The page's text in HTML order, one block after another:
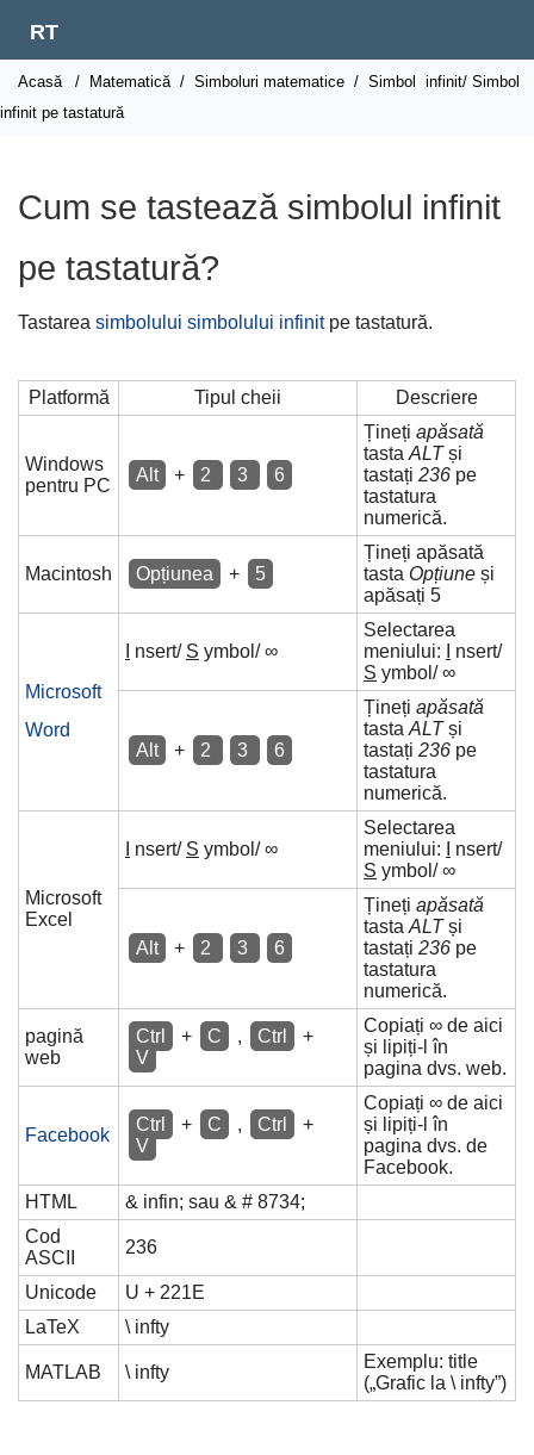
RT
Acasă / Matematică / Simboluri matematice / Simbol
infinit/ Simbol
infinit pe tastatură
Cum se tastează simbolul infinit
pe tastatură?
Tastarea simbolului simbolului infinitpe tastatură.
Platformă Tipul cheii Descriere
Windows
pentru PC
Alt + 2 3 6
Țineți apăsată
tasta ALTși
tastați 236 pe
tastatura
numerică.
Macintosh Opțiunea + 5
Țineți apăsată
tasta Opțiune și
apăsați 5
Microsoft
Word
nsert/ S ymbol/ ∞
Selectarea
meniului:
nsert/
S ymbol/ ∞
Alt + 2 3 6
Țineți apăsată
tasta ALTși
tastați 236 pe
tastatura
numerică.
Microsoft
Excel
nsert/ S ymbol/ ∞
Selectarea
meniului:
nsert/
S ymbol/ ∞
Alt + 2 3 6
Țineți apăsată
tasta ALTși
tastați 236 pe
tastatura
numerică.
pagină
web
Ctrl + C , Ctrl
+
V
Copiați ∞ de aici
și lipiți-l în
pagina dvs. web.
Facebook
Ctrl + C , Ctrl
+
V
Copiați ∞ de aici
și lipiți-l în
pagina dvs. de
Facebook.
HTML
& infin; sau & # 8734;
Cod
ASCII
236
Unicode
U + 221E
LaTeX
\ infty
MATLAB \ infty
Exemplu: title
(„Grafic la \ infty”)